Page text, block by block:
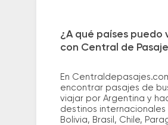
¿A qué países puedo
con Central de
En
encontrar pasajes de
viajar por Argentina y
destinos internacionales
Bolivia, Brasil, Chile,